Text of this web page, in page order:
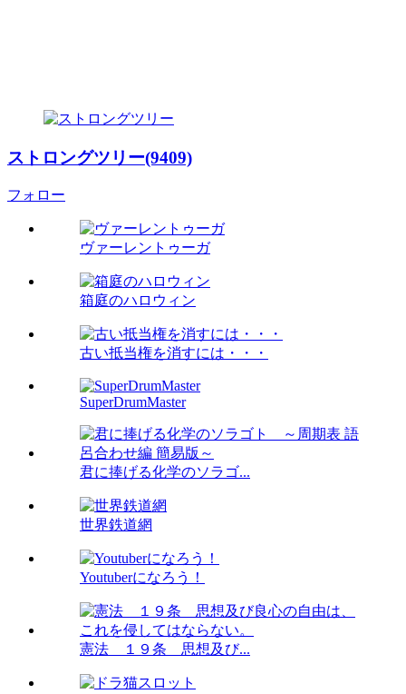
ストロングツリー(9409)
フォロー
ヴァーレントゥーガ
箱庭のハロウィン
古い抵当権を消すには・・・
SuperDrumMaster
君に捧げる化学のソラゴ...
世界鉄道網
Youtuberになろう！
憲法 １９条 思想及び...